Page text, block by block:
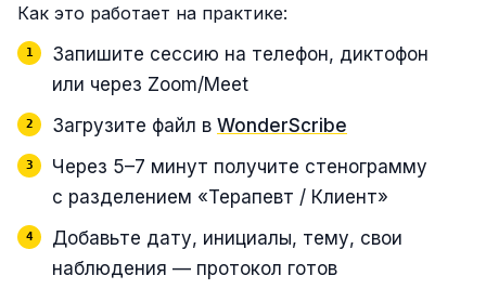
Как это работает на практике:
Запишите сессию на телефон, диктофон
или через Zoom/Meet
Загрузите файл в WonderScribe
Через 5–7 минут получите стенограмму
с разделением «Терапевт / Клиент»
Добавьте дату, инициалы, тему, свои
наблюдения — протокол готов